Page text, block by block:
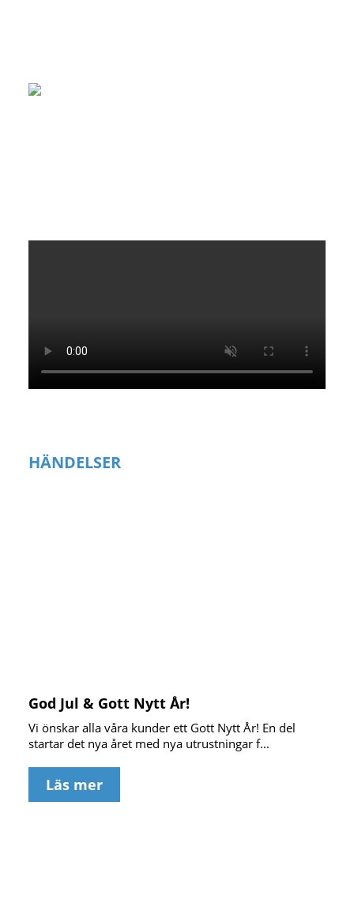
HÄNDELSER
God Jul & Gott Nytt År!
Vi önskar alla våra kunder ett Gott Nytt År! En del
startar det nya året med nya utrustningar f...
Läs mer